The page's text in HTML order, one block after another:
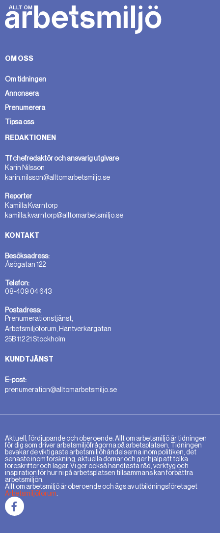
OM OSS
Om tidningen
Annonsera
Prenumerera
Tipsa oss
REDAKTIONEN
Tf chefredaktör och ansvarig utgivare
Karin Nilsson
karin.nilsson@alltomarbetsmiljo.se
Reporter
Kamilla Kvarntorp
kamilla.kvarntorp@alltomarbetsmiljo.se
KONTAKT
Besöksadress:
Åsögatan 122
Telefon:
08-409 04 643
Postadress:
Prenumerationstjänst,
Arbetsmiljöforum, Hantverkargatan
25B 112 21 Stockholm
KUNDTJÄNST
E-post:
prenumeration@alltomarbetsmiljo.se
Aktuell, fördjupande och oberoende. Allt om arbetsmiljö är tidningen
för dig som driver arbetsmiljöfrågorna på arbetsplatsen. Tidningen
bevakar de viktigaste arbetsmiljöhändelserna inom politiken, det
senaste inom forskning, aktuella domar och ger hjälp att tolka
föreskrifter och lagar. Vi ger också handfasta råd, verktyg och
inspiration för hur ni på arbetsplatsen tillsammans kan förbättra
arbetsmiljön.
Allt om arbetsmiljö är oberoende och ägs av utbildningsföretaget
Arbetsmiljöforum